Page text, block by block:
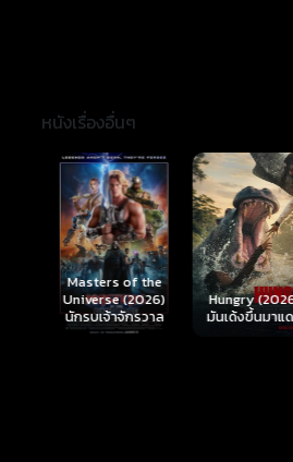
หนังเรื่องอื่นๆ
Masters of the
Universe (2026)
นักรบเจ้าจักรวาล
Hungry (2026)
มันเด้งขึ้นมาแดก